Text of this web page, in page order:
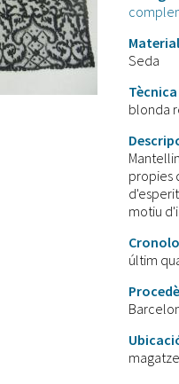
Seda
Tècnica
blonda
propies
motiu
últim